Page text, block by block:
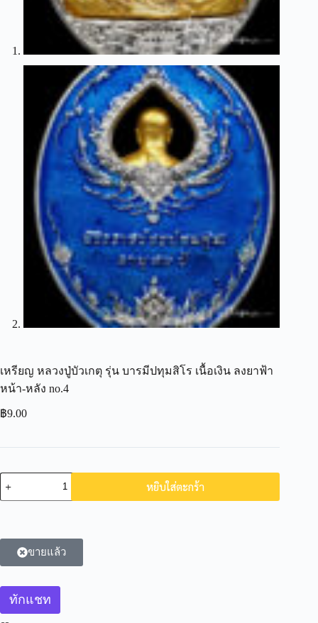
เหรียญ​ หลวงปู่บัวเกตุ รุ่น บารมีปทุมสิโร เนื้อ​เงิน ลงยาฟ้า
หน้า-หลัง no.4
฿9.00
หยิบใส่ตะกร้า
ขายแล้ว
ทักแชท